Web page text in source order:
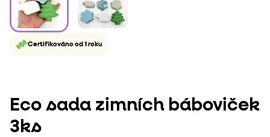
Certifikováno od 1 roku
Eco sada zimních báboviček
3ks